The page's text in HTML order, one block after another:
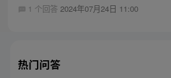
1 个回答 2024年07月24日 11:00
热门问答